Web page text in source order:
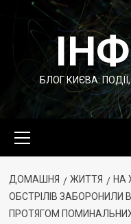
Перейти
БЛОГ КИЄВА:
меню
ДОМАШНЯ ЖИТТЯ
НА
ОБСТРІЛІВ
ПРОТЯГОМ